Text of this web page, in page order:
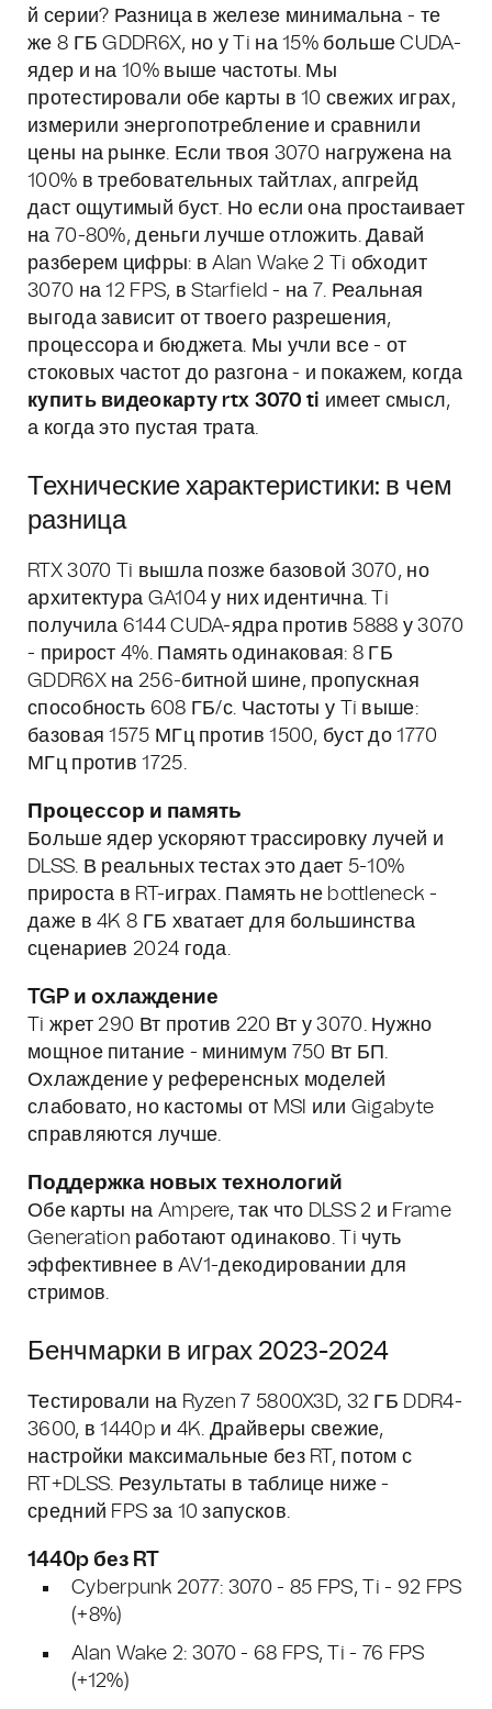
й серии? Разница в железе минимальна - те
же 8 ГБ GDDR6X, но у Ti на 15% больше CUDA-
ядер и на 10% выше частоты. Мы
протестировали обе карты в 10 свежих играх,
измерили энергопотребление и сравнили
цены на рынке. Если твоя 3070 нагружена на
100% в требовательных тайтлах, апгрейд
даст ощутимый буст. Но если она простаивает
на 70-80%, деньги лучше отложить. Давай
разберем цифры: в Alan Wake 2 Ti обходит
3070 на 12 FPS, в Starfield - на 7. Реальная
выгода зависит от твоего разрешения,
процессора и бюджета. Мы учли все - от
стоковых частот до разгона - и покажем, когда
купить видеокарту rtx 3070 ti имеет смысл,
а когда это пустая трата.
Технические характеристики: в чем
разница
RTX 3070 Ti вышла позже базовой 3070, но
архитектура GA104 у них идентична. Ti
получила 6144 CUDA-ядра против 5888 у 3070
- прирост 4%. Память одинаковая: 8 ГБ
GDDR6X на 256-битной шине, пропускная
способность 608 ГБ/с. Частоты у Ti выше:
базовая 1575 МГц против 1500, буст до 1770
МГц против 1725.
Процессор и память
Больше ядер ускоряют трассировку лучей и
DLSS. В реальных тестах это дает 5-10%
прироста в RT-играх. Память не bottleneck -
даже в 4K 8 ГБ хватает для большинства
сценариев 2024 года.
TGP и охлаждение
Ti жрет 290 Вт против 220 Вт у 3070. Нужно
мощное питание - минимум 750 Вт БП.
Охлаждение у референсных моделей
слабовато, но кастомы от MSI или Gigabyte
справляются лучше.
Поддержка новых технологий
Обе карты на Ampere, так что DLSS 2 и Frame
Generation работают одинаково. Ti чуть
эффективнее в AV1-декодировании для
стримов.
Бенчмарки в играх 2023-2024
Тестировали на Ryzen 7 5800X3D, 32 ГБ DDR4-
3600, в 1440p и 4K. Драйверы свежие,
настройки максимальные без RT, потом с
RT+DLSS. Результаты в таблице ниже -
средний FPS за 10 запусков.
1440p без RT
Cyberpunk 2077: 3070 - 85 FPS, Ti - 92 FPS
(+8%)
Alan Wake 2: 3070 - 68 FPS, Ti - 76 FPS
(+12%)